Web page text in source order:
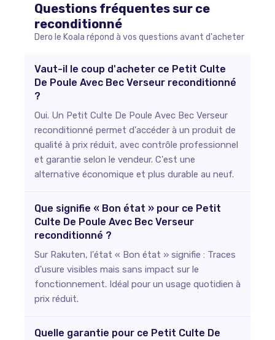
Questions fréquentes sur ce
reconditionné
Dero le Koala répond à vos questions avant d'acheter
Vaut-il le coup d'acheter ce Petit Culte
De Poule Avec Bec Verseur reconditionné
?
Oui. Un Petit Culte De Poule Avec Bec Verseur
reconditionné permet d'accéder à un produit de
qualité à prix réduit, avec contrôle professionnel
et garantie selon le vendeur. C'est une
alternative économique et plus durable au neuf.
Que signifie « Bon état » pour ce Petit
Culte De Poule Avec Bec Verseur
reconditionné ?
Sur Rakuten, l'état « Bon état » signifie : Traces
d'usure visibles mais sans impact sur le
fonctionnement. Idéal pour un usage quotidien à
prix réduit.
Quelle garantie pour ce Petit Culte De